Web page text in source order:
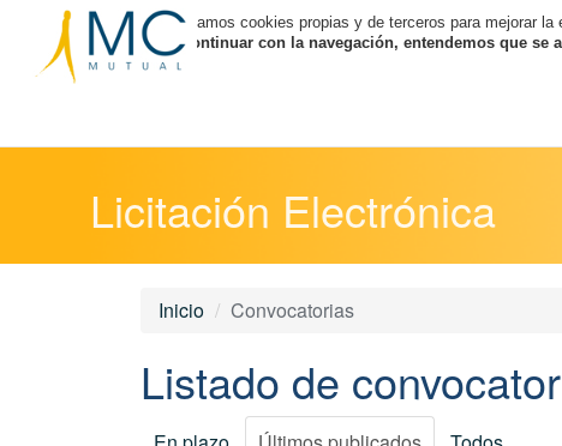
Utilizamos cookies propias y de terceros para mejorar
Al continuar con la navegación, entendemos que se
Licitación Electrónica
Inicio Convocatorias
Listado de